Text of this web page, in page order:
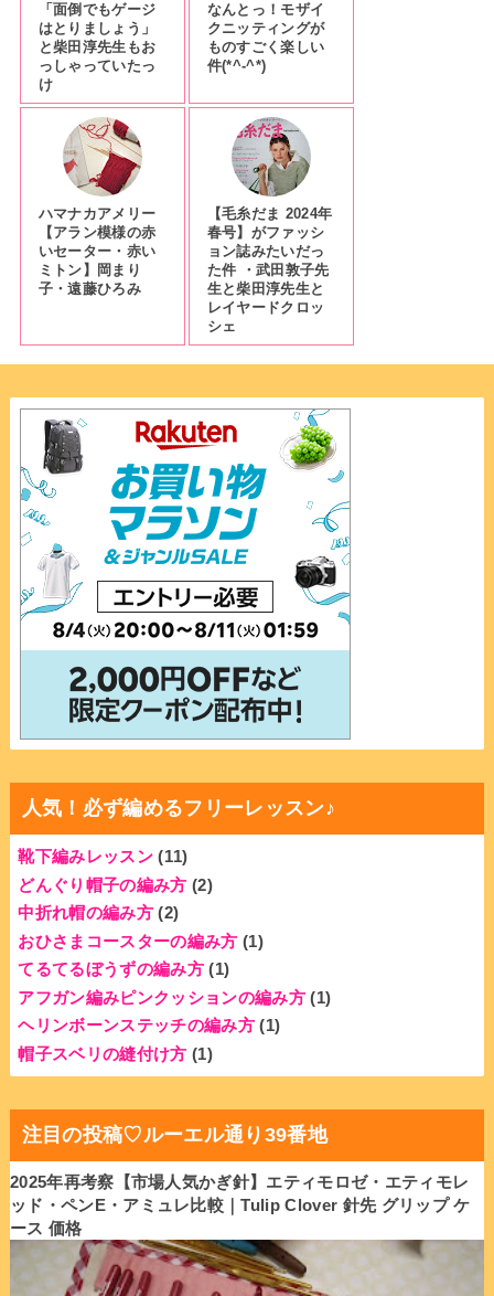
「面倒でもゲージ
はとりましょう」
と柴田淳先生もお
っしゃっていたっ
け
なんとっ！モザイ
クニッティングが
ものすごく楽しい
件(*^-^*)
ハマナカアメリー
【アラン模様の赤
いセーター・赤い
ミトン】岡まり
子・遠藤ひろみ
【毛糸だま 2024年
春号】がファッシ
ョン誌みたいだっ
た件 ・武田敦子先
生と柴田淳先生と
レイヤードクロッ
シェ
人気！必ず編めるフリーレッスン♪
靴下編みレッスン (11)
どんぐり帽子の編み方 (2)
中折れ帽の編み方 (2)
おひさまコースターの編み方 (1)
てるてるぼうずの編み方 (1)
アフガン編みピンクッションの編み方 (1)
ヘリンボーンステッチの編み方 (1)
帽子スベリの縫付け方 (1)
注目の投稿♡ルーエル通り39番地
2025年再考察【市場人気かぎ針】エティモロゼ・エティモレ
ッド・ペンE・アミュレ比較｜Tulip Clover 針先 グリップ ケ
ース 価格